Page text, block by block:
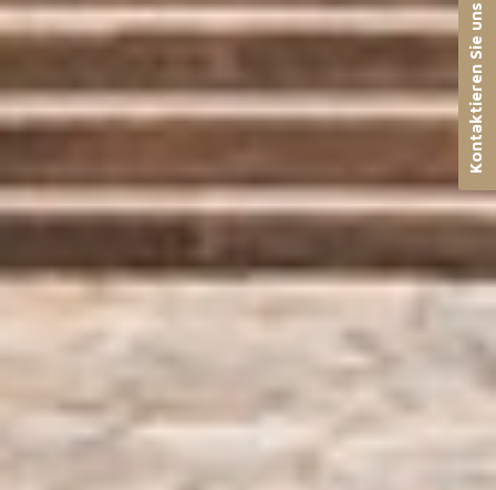
Kontaktieren Sie uns